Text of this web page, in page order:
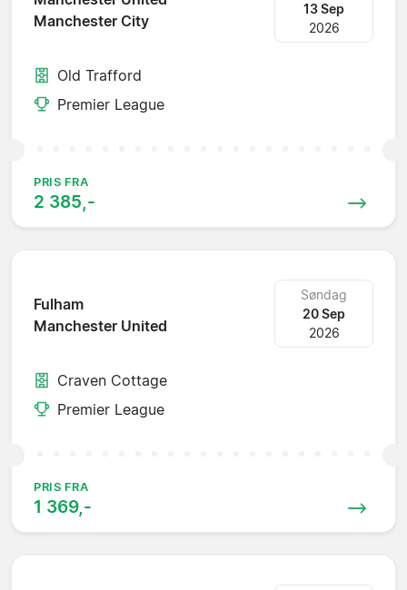
Manchester City
13 Sep
2026
Old Trafford
Premier League
PRIS FRA
2 385,-
Fulham
Manchester United
Søndag
20 Sep
2026
Craven Cottage
Premier League
PRIS FRA
1 369,-